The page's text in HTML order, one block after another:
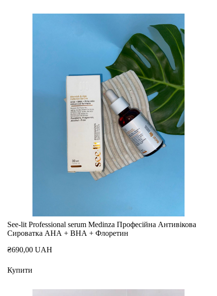
See-lit Professional serum Medinza Професійна Антивікова
Сироватка АНА + ВНА + Флоретин
₴690,00 UAH
Купити